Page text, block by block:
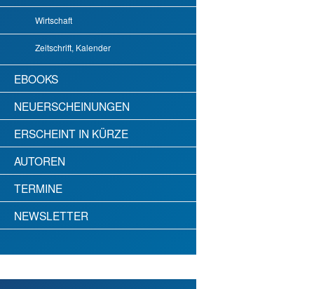
Wirtschaft
Zeitschrift, Kalender
EBOOKS
NEUERSCHEINUNGEN
ERSCHEINT IN KÜRZE
AUTOREN
TERMINE
NEWSLETTER